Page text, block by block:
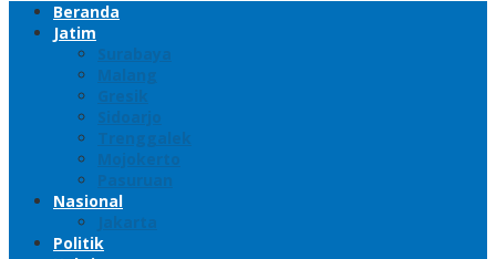
Beranda
Jatim
Surabaya
Malang
Gresik
Sidoarjo
Trenggalek
Mojokerto
Pasuruan
Nasional
Jakarta
Politik